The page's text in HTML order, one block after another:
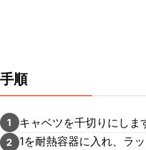
手順
1 キャベツを千切りにしま
2
1を耐熱容器に入れ、ラ